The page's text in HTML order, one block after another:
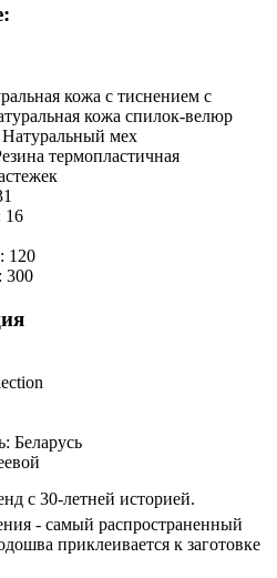
кожа с тиснением с
кожа спилок-велюр
Натуральный мех
термопластичная
16
120
300
Беларусь
с 30-летней историей.
- самый распространенный
приклеивается к заготовке